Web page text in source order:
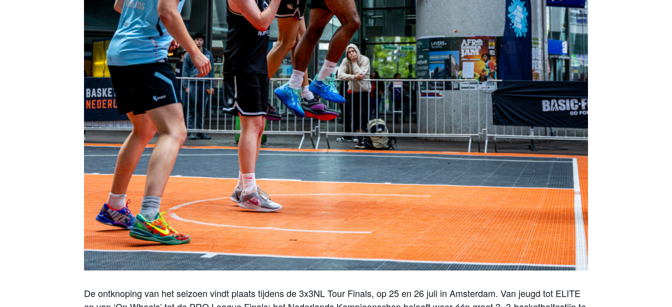
De ontknoping van het seizoen vindt plaats tijdens de 3x3NL Tour Finals, op 25 en 26 juli in Amsterdam. Van jeugd tot ELITE